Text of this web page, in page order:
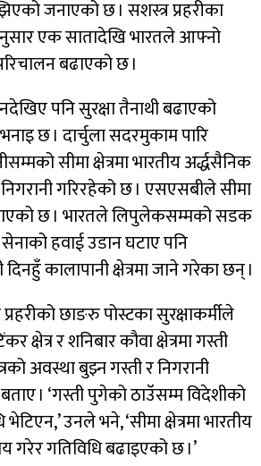
जनाएको छ । सशस्त्र प्रहरीका
एक सातादेखि भारतले आफ्नो
बढाएको छ ।
पनि सुरक्षा तैनाथी बढाएको
छ । दार्चुला सदरमुकाम पारि
सीमा क्षेत्रमा भारतीय अर्द्धसैनिक
गरिरहेको छ । एसएसबीले सीमा
छ । भारतले लिपुलेकसम्मको सडक
हवाई उडान घटाए पनि
कालापानी क्षेत्रमा जाने गरेका छन् ।
छाङरु पोस्टका सुरक्षाकर्मीले
क्षेत्र र शनिबार कौवा क्षेत्रमा गस्ती
अवस्था बुझ्न गस्ती र निगरानी
। ‘गस्ती पुगेको ठाउॅसम्म विदेशीको
उनले भने, ‘सीमा क्षेत्रमा भारतीय
गरेर गतिविधि बढाइएको छ ।’